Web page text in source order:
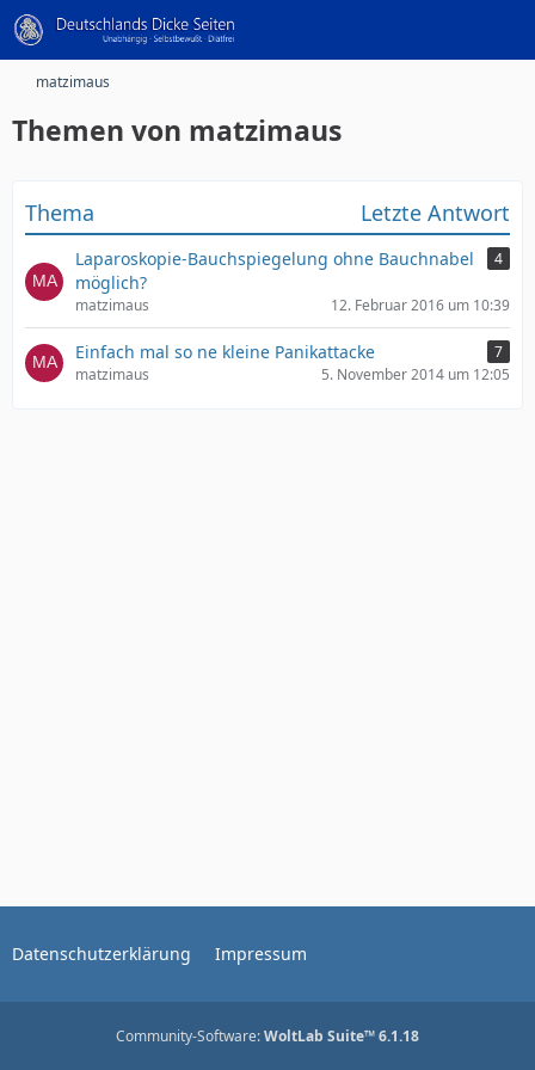
matzimaus
Themen von matzimaus
Thema Letzte Antwort
Laparoskopie-Bauchspiegelung ohne Bauchnabel
möglich?
4
matzimaus 12. Februar 2016 um 10:39
Einfach mal so ne kleine Panikattacke
7
matzimaus
5. November 2014 um 12:05
Datenschutzerklärung Impressum
Community-Software:WoltLab Suite™ 6.1.18